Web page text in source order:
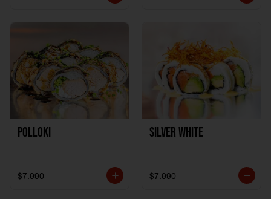
Polloki
$7.990
SILVER WHITE
$7.990